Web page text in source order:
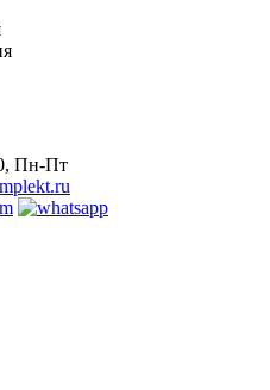
Пн-Пт